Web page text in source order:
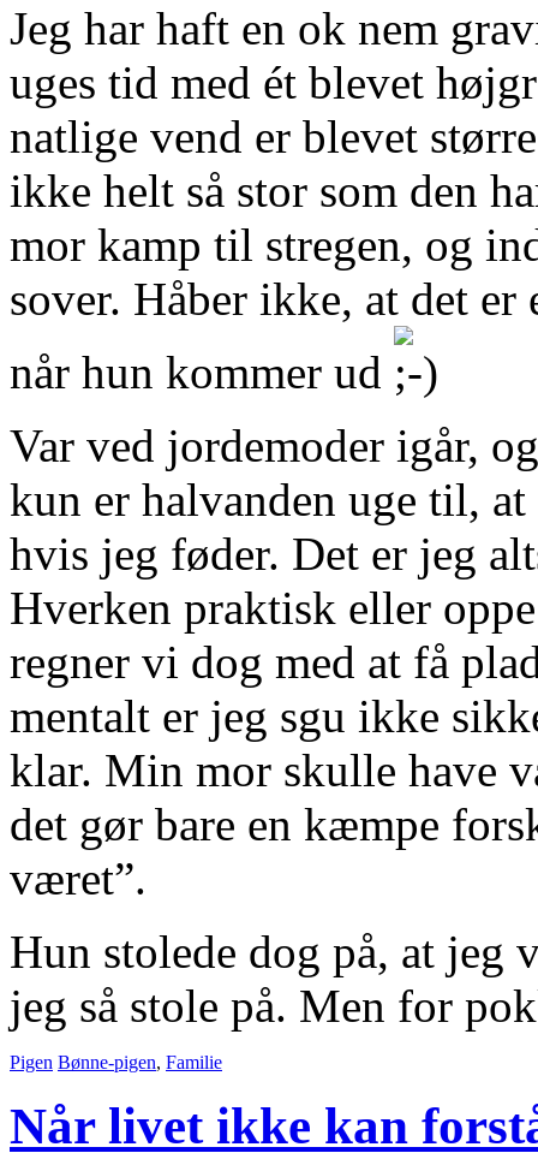
Jeg har haft en ok nem
uges tid med ét blevet
natlige vend er blevet
ikke helt så stor som den
mor kamp til stregen, og
sover. Håber ikke, at det
når hun kommer ud
Var ved jordemoder igår,
kun er halvanden uge til,
hvis jeg føder. Det er jeg
Hverken praktisk eller
regner vi dog med at få
mentalt er jeg sgu ikke
klar. Min mor skulle have
det gør bare en kæmpe
været”.
Hun stolede dog på, at jeg
jeg så stole på. Men for
Pigen Bønne-pigen, Familie
Når livet ikke kan